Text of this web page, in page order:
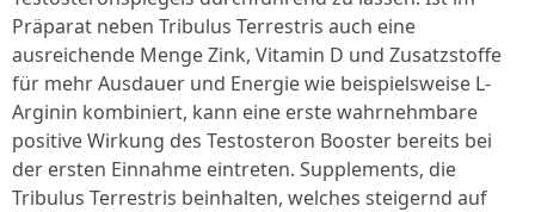
Präparat neben Tribulus Terrestris auch eine
ausreichende Menge Zink, Vitamin D und Zusatzstoffe
für mehr Ausdauer und Energie wie beispielsweise L-
Arginin kombiniert, kann eine erste wahrnehmbare
positive Wirkung des Testosteron Booster bereits bei
der ersten Einnahme eintreten. Supplements, die
Tribulus Terrestris beinhalten, welches steigernd auf